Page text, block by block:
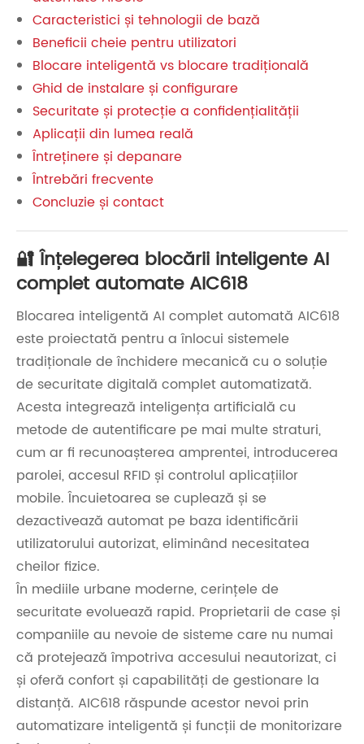
Caracteristici și tehnologii de bază
Beneficii cheie pentru utilizatori
Blocare inteligentă vs blocare tradițională
Ghid de instalare și configurare
Securitate și protecție a confidențialității
Aplicații din lumea reală
Întreținere și depanare
Întrebări frecvente
Concluzie și contact
🔐 Înțelegerea blocării inteligente AI
complet automate AIC618
Blocarea inteligentă AI complet automată AIC618
este proiectată pentru a înlocui sistemele
tradiționale de închidere mecanică cu o soluție
de securitate digitală complet automatizată.
Acesta integrează inteligența artificială cu
metode de autentificare pe mai multe straturi,
cum ar fi recunoașterea amprentei, introducerea
parolei, accesul RFID și controlul aplicațiilor
mobile. Încuietoarea se cuplează și se
dezactivează automat pe baza identificării
utilizatorului autorizat, eliminând necesitatea
cheilor fizice.
În mediile urbane moderne, cerințele de
securitate evoluează rapid. Proprietarii de case și
companiile au nevoie de sisteme care nu numai
că protejează împotriva accesului neautorizat, ci
și oferă confort și capabilități de gestionare la
distanță. AIC618 răspunde acestor nevoi prin
automatizare inteligentă și funcții de monitorizare